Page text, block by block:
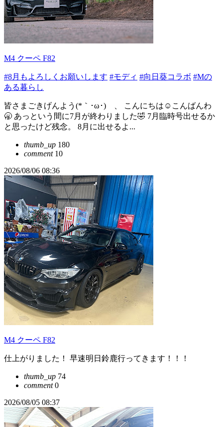
M4 クーペ F82
#8月もよろしくお願いします #モディ #向日葵コラボ #Mの
ある暮らし
皆さまごきげんよう(*｀･ω･)ゞ、 こんにちは☺️こんばんわ
🥱 あっという間に7月が終わりました🤣 7月臨時号出せるか
と思ったけど残念。 8月に出せるよ...
thumb_up 180
comment10
2026/08/06 08:36
M4 クーペ F82
仕上がりました！ 早速明日鈴鹿行ってきます！！！
thumb_up 74
comment0
2026/08/05 08:37